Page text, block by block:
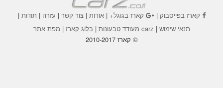
קארז בפייסבוק| קארז בגוגל+|אודות |צור קשר | עזרה | תודות |
תנאי שימוש | carz מעודד טבעונות | בלוג קארז | מפת אתר
© קארז 2010-2017